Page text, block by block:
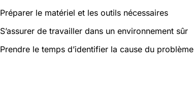
Préparer le matériel et les outils nécessaires
S’assurer de travailler dans un environnement sûr
Prendre le temps d’identifier la cause du problème